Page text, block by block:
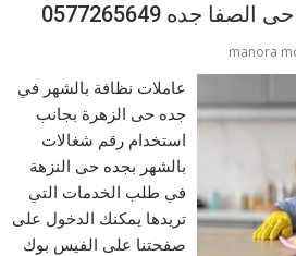
جده 0577265649
manora
عاملات نظافة بالشهر في
جده حى الزهرة بجانب
استخدام رقم شغالات
بالشهر بجده حى النزهة
في طلب الخدمات التي
تريدها يمكنك الدخول على
صفحتنا على الفيس بوك